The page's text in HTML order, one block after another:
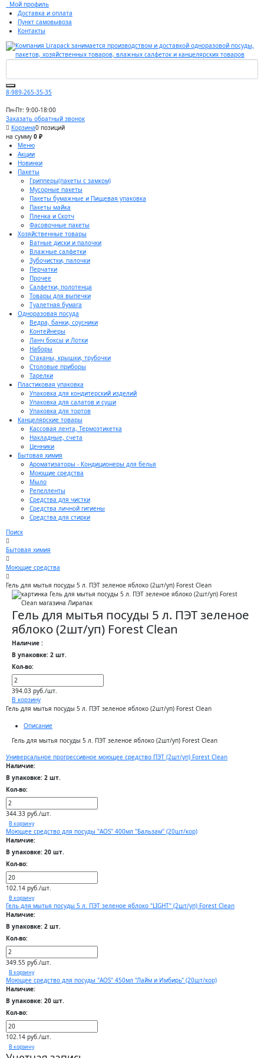
Мой профиль
Доставка и оплата
Пункт самовывоза
Контакты
8-989-265-35-35
Пн-Пт: 9:00-18:00
Заказать обратный звонок
Корзина0 позиций
на сумму 0 ₽
Меню
Акции
Новинки
Пакеты
Грипперы(пакеты с замком)
Мусорные пакеты
Пакеты бумажные и Пищевая упаковка
Пакеты майка
Пленка и Скотч
Фасовочные пакеты
Хозяйственные товары
Ватные диски и палочки
Влажные салфетки
Зубочистки, палочки
Перчатки
Прочее
Салфетки, полотенца
Товары для выпечки
Туалетная бумага
Одноразовая посуда
Ведра, банки, соусники
Контейнеры
Ланч боксы и Лотки
Наборы
Стаканы, крышки, трубочки
Столовые приборы
Тарелки
Пластиковая упаковка
Упаковка для кондитерский изделий
Упаковка для салатов и суши
Упаковка для тортов
Канцелярские товары
Кассовая лента, Термоэтикетка
Накладные, счета
Ценники
Бытовая химия
Ароматизаторы - Кондиционеры для белья
Моющие средства
Мыло
Репелленты
Средства для чистки
Средства личной гигиены
Средства для стирки
Поиск
Бытовая химия
Моющие средства
Гель для мытья посуды 5 л. ПЭТ зеленое яблоко (2шт/уп) Forest Clean
Гель для мытья посуды 5 л. ПЭТ зеленое
яблоко (2шт/уп) Forest Clean
Наличие :
В упаковке: 2 шт.
Кол-во:
394.03 руб./шт.
В корзину
Гель для мытья посуды 5 л. ПЭТ зеленое яблоко (2шт/уп) Forest Clean
Описание
Гель для мытья посуды 5 л. ПЭТ зеленое яблоко (2шт/уп) Forest Clean
Универсальное прогрессивное моющее средство ПЭТ (2шт/уп) Forest Clean
Наличие:
В упаковке: 2 шт.
Кол-во:
344.33 руб./шт.
В корзину
Моющее средство для посуды "AOS" 400мл "Бальзам" (20шт/кор)
Наличие:
В упаковке: 20 шт.
Кол-во:
102.14 руб./шт.
В корзину
Гель для мытья посуды 5 л. ПЭТ зеленое яблоко "LIGHT" (2шт/уп) Forest Clean
Наличие:
В упаковке: 2 шт.
Кол-во:
349.55 руб./шт.
В корзину
Моющее средство для посуды "AOS" 450мл "Лайм и Имбирь" (20шт/кор)
Наличие:
В упаковке: 20 шт.
Кол-во:
102.14 руб./шт.
В корзину